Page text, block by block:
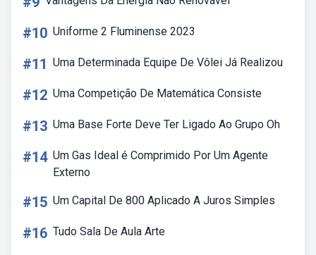
#10 Uniforme 2 Fluminense 2023
#11 Uma Determinada Equipe De Vôlei Já Realizou
#12 Uma Competição De Matemática Consiste
#13 Uma Base Forte Deve Ter Ligado Ao Grupo Oh
#14 Um Gas Ideal é Comprimido Por Um Agente
Externo
#15 Um Capital De 800 Aplicado A Juros Simples
#16 Tudo Sala De Aula Arte